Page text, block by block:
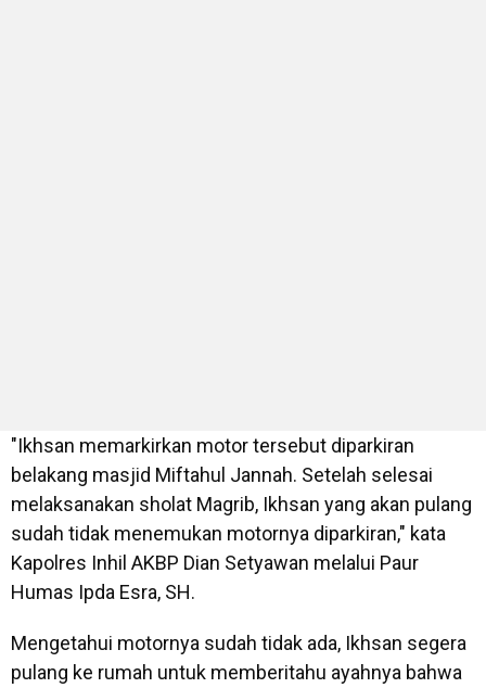
"Ikhsan memarkirkan motor tersebut diparkiran
belakang masjid Miftahul Jannah. Setelah selesai
melaksanakan sholat Magrib, Ikhsan yang akan pulang
sudah tidak menemukan motornya diparkiran," kata
Kapolres Inhil AKBP Dian Setyawan melalui Paur
Humas Ipda Esra, SH.
Mengetahui motornya sudah tidak ada, Ikhsan segera
pulang ke rumah untuk memberitahu ayahnya bahwa